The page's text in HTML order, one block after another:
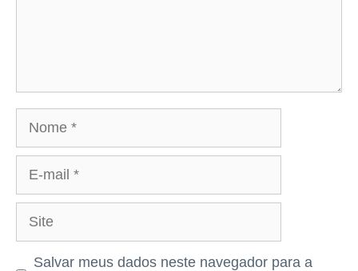
Nome
mail
Site
Salvar meus dados neste navegador para a